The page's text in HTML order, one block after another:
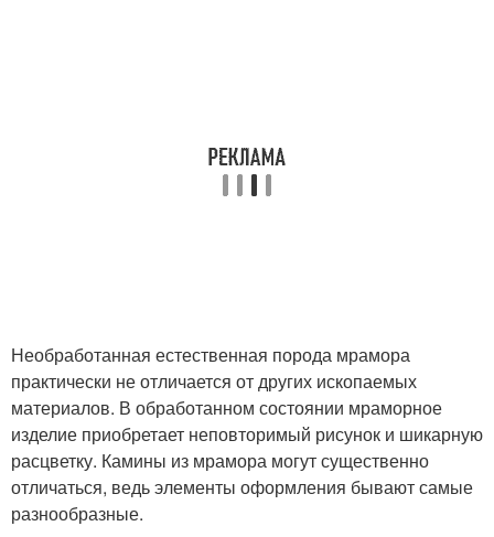
Обрамление для камина Камин из коробок
Камин из гипсокартона Камин на новый год
Необработанная естественная порода мрамора
практически не отличается от других ископаемых
материалов. В обработанном состоянии мраморное
изделие приобретает неповторимый рисунок и шикарную
расцветку. Камины из мрамора могут существенно
отличаться, ведь элементы оформления бывают самые
разнообразные.